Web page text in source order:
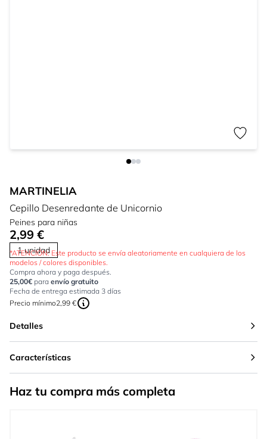
MARTINELIA
Cepillo Desenredante de Unicornio
Peines para niñas
2,99 €
1 unidad
*ATENCIÓN: Este producto se envía aleatoriamente en cualquiera de los
modelos / colores disponibles.
Compra ahora y paga después.
25,00€ para envío gratuito
Fecha de entrega estimada 3 días
Precio mínimo2,99 €
Detalles
Características
Haz tu compra más completa